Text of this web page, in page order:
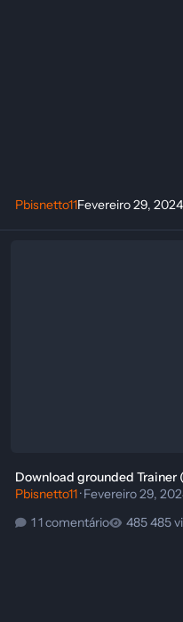
Pbisnetto11Fevereiro 29, 2024
Download grounded Trainer
Pbisnetto11·Fevereiro 29,
1 comentário
485